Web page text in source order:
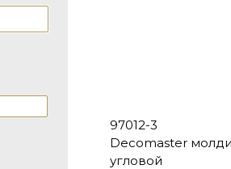
97012-3
Decomaster
угловой